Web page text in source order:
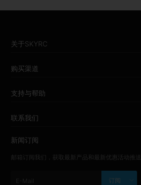
关于SKYRC
购买渠道
支持与帮助
联系我们
新闻订阅
邮箱订阅我们，获取最新产品和最新优惠活动推送
订阅